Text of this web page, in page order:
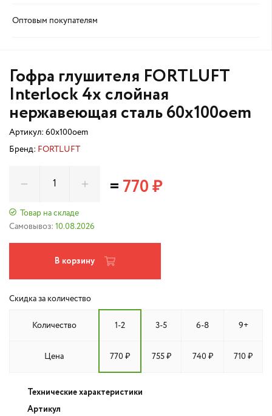
Оптовым покупателям
Гофра глушителя FORTLUFT
Interlock 4х слойная
нержавеющая сталь 60x100oem
Артикул: 60x100oem
Бренд: FORTLUFT
Товар на складе
Самовывоз: 10.08.2026
=770 ₽
В корзину
Скидка за количество
Количество 1-2 3-5 6-8 9+
Цена 770 ₽ 755 ₽ 740 ₽ 710 ₽
Технические характеристики
Артикул